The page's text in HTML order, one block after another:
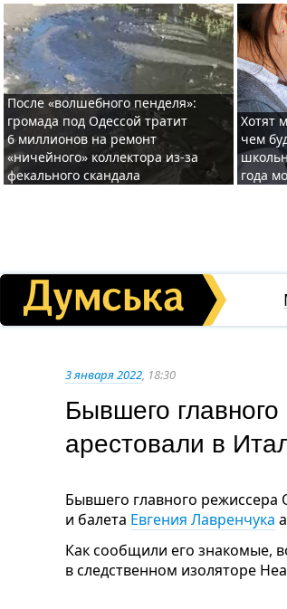
После «волшебного пенделя»:
громада под Одессой тратит
6 миллионов на ремонт
«ничейного» коллектора из-за
фекального скандала
Хотят
чем
года
3 января 2022, 18:30
Бывшего
арестовали в
Бывшего главного режиссера
и балета Евгения Лавренчука
Как сообщили его знакомые,
в следственном изоляторе